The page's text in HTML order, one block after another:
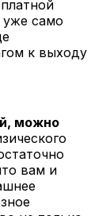
само
к выходу
можно
вам и